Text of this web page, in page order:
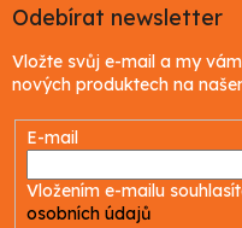
aOdebírat newsletter
Vložte svůj e-mail a my
nových produktech na
E-mail
Vložením e-mailu
osobních údajů